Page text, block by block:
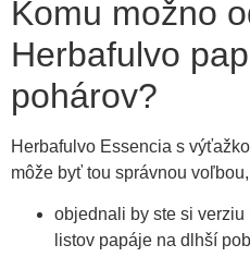
Komu možno
Herbafulvo
pohárov?
Herbafulvo Essencia s
môže byť tou správnou
objednali by ste si
listov papáje na dlhší